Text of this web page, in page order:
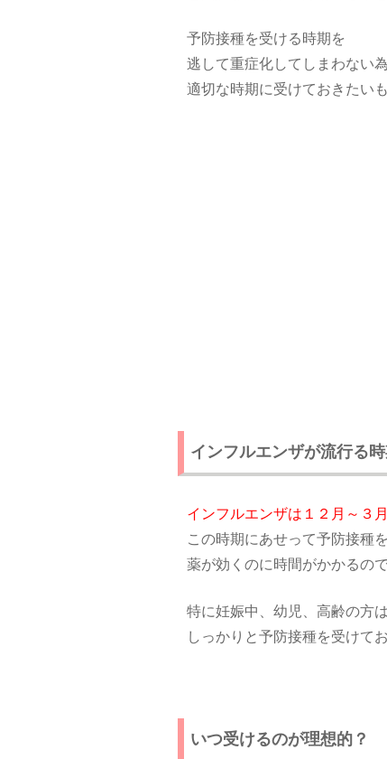
予防接種を受ける時期を
逃して重症化してしまわない
適切な時期に受けておきたいも
インフルエンザが流行る時
インフルエンザは１２月～３
この時期にあせって予防接種
薬が効くのに時間がかかるの
特に妊娠中、幼児、高齢の方
しっかりと予防接種を受けて
いつ受けるのが理想的？